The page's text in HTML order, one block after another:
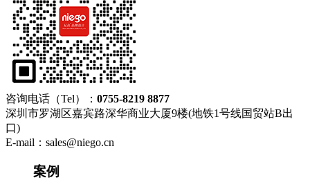
咨询电话（Tel）： 0755-8219 8877
深圳市罗湖区嘉宾路深华商业大厦9楼(地铁1号线国贸站B出
口)
E-mail：sales@niego.cn
案例